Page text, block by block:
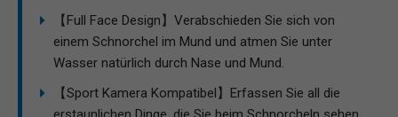
【Full Face Design】Verabschieden Sie sich von
einem Schnorchel im Mund und atmen Sie unter
Wasser natürlich durch Nase und Mund.
【Sport Kamera Kompatibel】Erfassen Sie all die